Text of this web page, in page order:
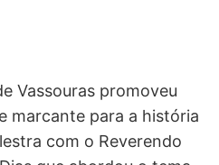
Vassouras promoveu
marcante para a história
com o Reverendo